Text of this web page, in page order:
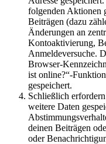
folgenden Aktionen
Beiträgen (dazu
Änderungen an
Kontoaktivierung,
Anmeldeversuche.
Browser-
ist online?“-
gespeichert.
Schließlich
weitere Daten
deinen Beiträgen
oder